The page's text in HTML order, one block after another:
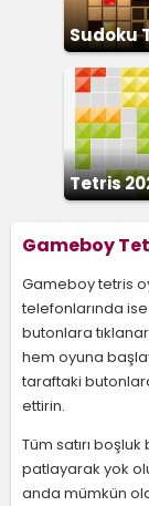
Sudoku
Tetris
Gameboy
Gameboy tetris
telefonlarında
butonlara
hem oyuna
taraftaki
ettirin.
Tüm satırı
patlayarak yok
anda mümkün